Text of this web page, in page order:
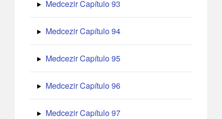
Medcezir Capítulo 93
Medcezir Capítulo 94
Medcezir Capítulo 95
Medcezir Capítulo 96
Medcezir Capítulo 97